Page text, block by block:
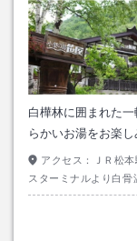
白樺林に囲まれた
らかいお湯をお楽
アクセス：
ＪＲ松
スターミナルより白骨